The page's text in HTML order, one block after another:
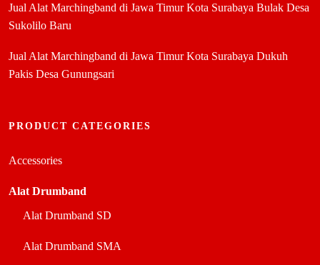
Jual Alat Marchingband di Jawa Timur Kota Surabaya Bulak Desa
Sukolilo Baru
Jual Alat Marchingband di Jawa Timur Kota Surabaya Dukuh
Pakis Desa Gunungsari
PRODUCT CATEGORIES
Accessories
Alat Drumband
Alat Drumband SD
Alat Drumband SMA